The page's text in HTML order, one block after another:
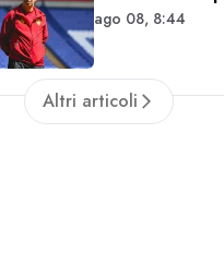
VIDEO)
ago 08, 8:44
Altri articoli